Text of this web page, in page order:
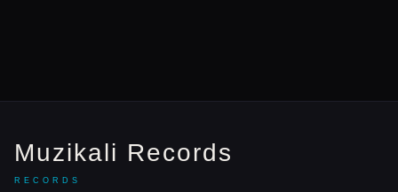
Muzikali Records
RECORDS